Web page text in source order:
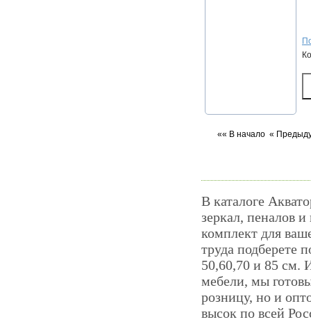
«« В начало «
В каталоге
зеркал, пеналов
комплект для
труда подберете
50,60,70 и 85 см.
мебели, мы
розницу, но и
высок по всей